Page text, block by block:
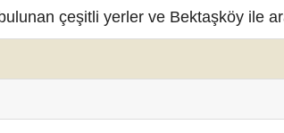
çeşitli yerler ve Bektaşköy ile